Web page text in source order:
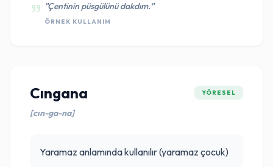
"Çentinin püsgülünü dakdım."
ÖRNEK KULLANIM
Cıngana
[cın-ga-na]
YÖRESEL
Yaramaz anlamında kullanılır (yaramaz çocuk)